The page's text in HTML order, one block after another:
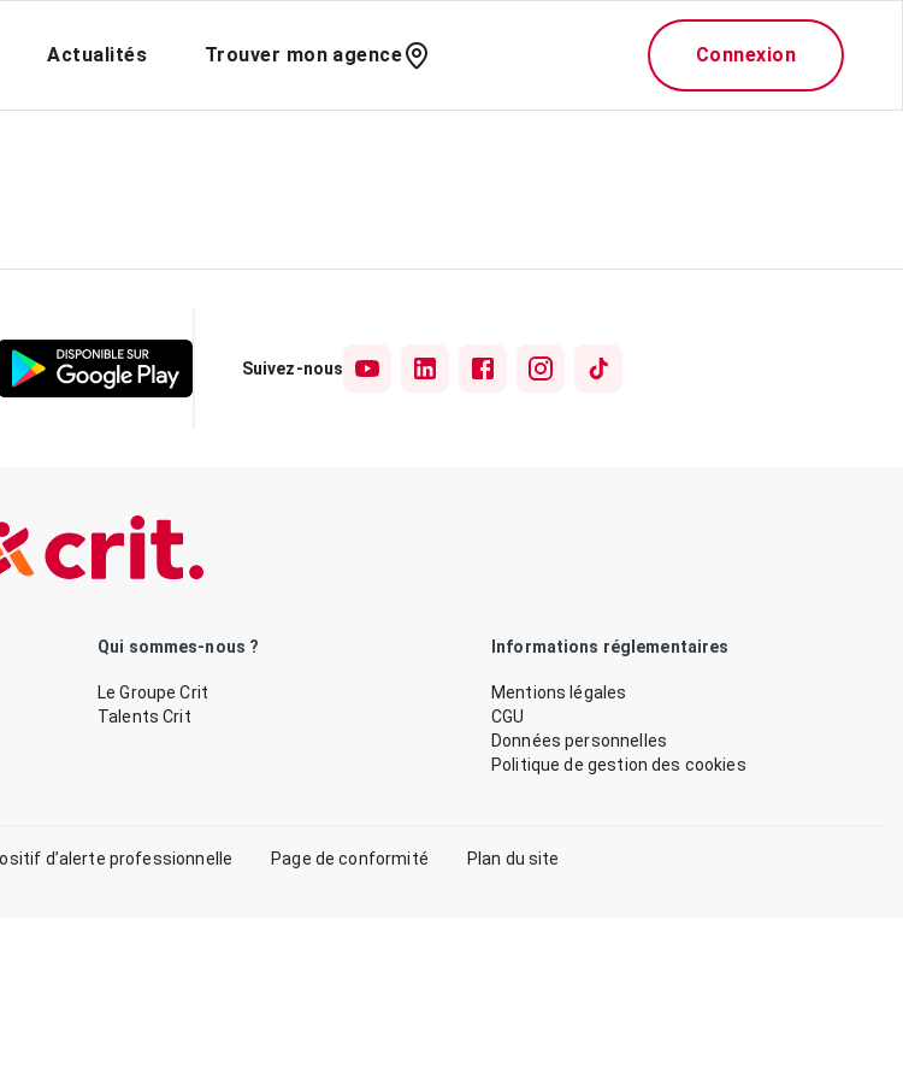
Actualités Trouver mon agence Connexion
Suivez-nous
Qui sommes-nous ?
Le Groupe Crit
Talents Crit
Informations réglementaires
Mentions légales
CGU
Données personnelles
Politique de gestion des cookies
d’alerte professionnelle Page de conformité Plan du site